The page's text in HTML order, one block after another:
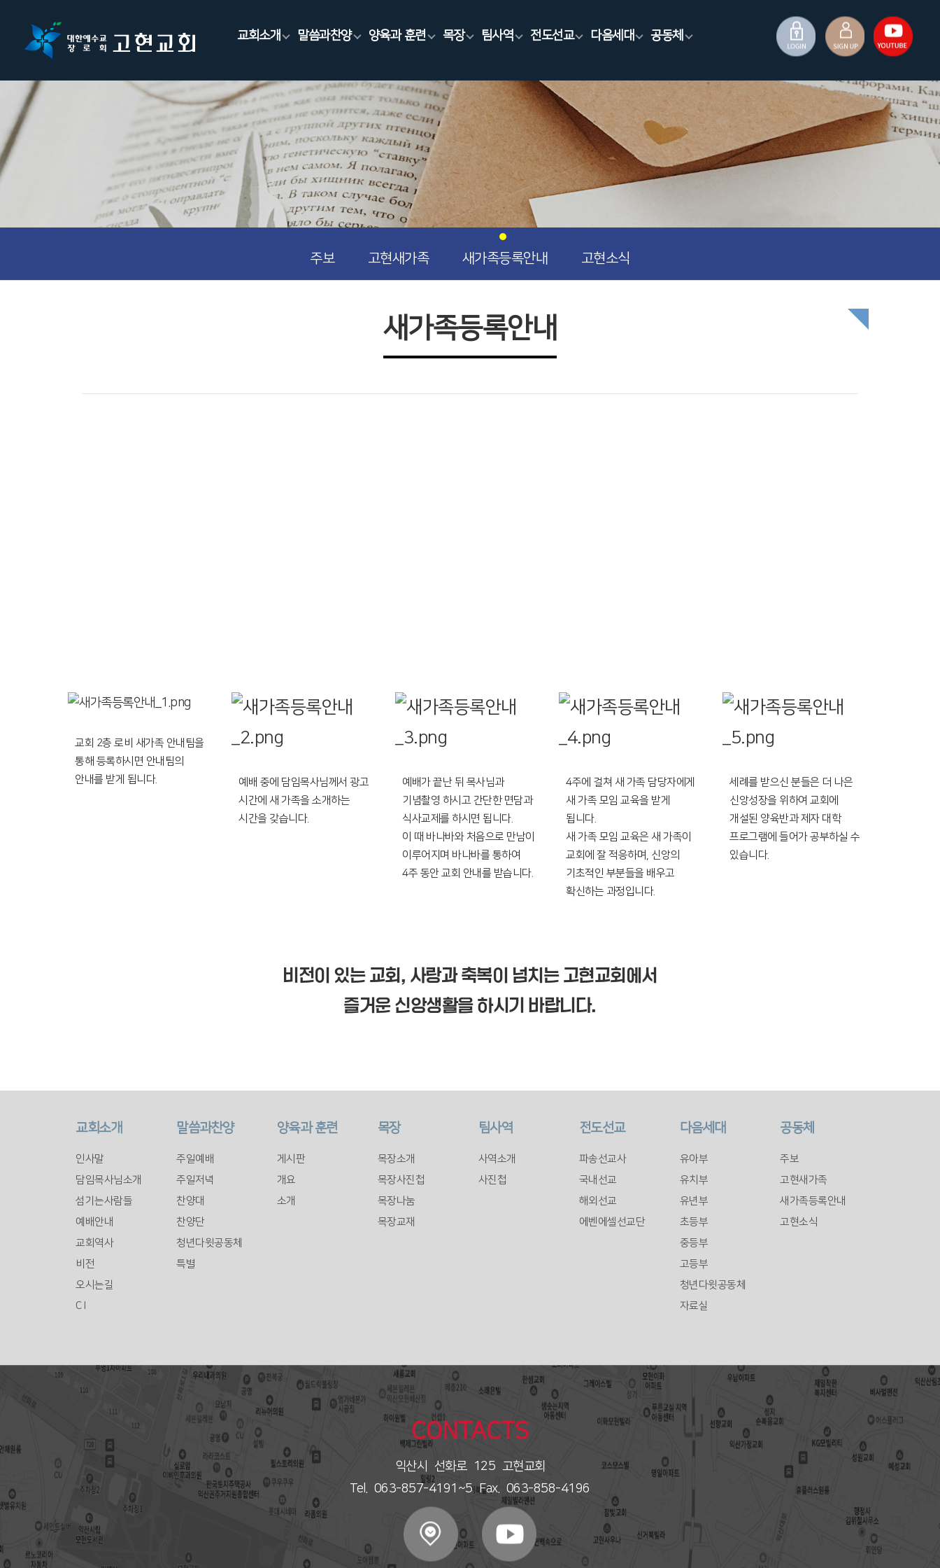
교회소개 말씀과찬양 양육과 훈련 목장 팀사역 전도선교 다음세대 공동체
주보 고현새가족 새가족등록안내 고현소식
새가족등록안내
교회 2층 로비 새가족 안내팀을
통해 등록하시면 안내팀의
안내를 받게 됩니다.
예배 중에 담임목사님께서 광고
시간에 새 가족을 소개하는
시간을 갖습니다.
예배가 끝난 뒤 목사님과
기념촬영 하시고 간단한 면담과
식사교제를 하시면 됩니다.
이 때 바나바와 처음으로 만남이
이루어지며 바나바를 통하여
4주 동안 교회 안내를 받습니다.
4주에 걸쳐 새 가족 담당자에게
새 가족 모임 교육을 받게
됩니다.
새 가족 모임 교육은 새 가족이
교회에 잘 적응하며, 신앙의
기초적인 부분들을 배우고
확신하는 과정입니다.
세례를 받으신 분들은 더 나은
신앙성장을 위하여 교회에
개설된 양육반과 제자 대학
프로그램에 들어가 공부하실 수
있습니다.
비전이 있는 교회, 사랑과 축복이 넘치는 고현교회에서
즐거운 신앙생활을 하시기 바랍니다.
교회소개
인사말
담임목사님소개
섬기는사람들
예배안내
교회역사
비전
오시는길
C I
말씀과찬양
주일예배
주일저녁
찬양대
찬양단
청년다윗공동체
특별
양육과 훈련
게시판
개요
소개
목장
목장소개
목장사진첩
목장나눔
목장교재
팀사역
사역소개
사진첩
전도선교
파송선교사
국내선교
해외선교
에벤에셀선교단
다음세대
유아부
유치부
유년부
초등부
중등부
고등부
청년다윗공동체
자료실
공동체
주보
고현새가족
새가족등록안내
고현소식
CONTACTS
익산시 선화로 125 고현교회
Tel. 063-857-4191~5 Fax. 063-858-4196